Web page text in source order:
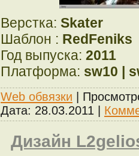
Верстка: Skater
Шаблон : RedFeniks
Год выпуска: 2011
Платформа: sw10 |
Web обвязки |
Дата: 28.03.2011 |
Дизайн